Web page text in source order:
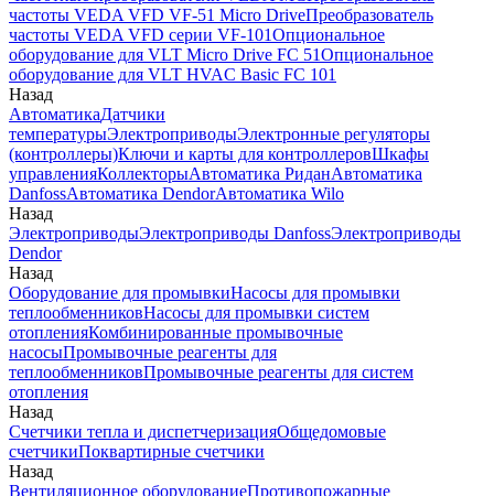
частоты VEDA VFD VF-51 Micro DriveПреобразователь
частоты VEDA VFD серии VF-101Опциональное
оборудование для VLT Micro Drive FC 51Опциональное
оборудование для VLT HVAC Basic FC 101
Назад
АвтоматикаДатчики
температурыЭлектроприводыЭлектронные регуляторы
(контроллеры)Ключи и карты для контроллеровШкафы
управленияКоллекторыАвтоматика РиданАвтоматика
DanfossАвтоматика DendorАвтоматика Wilo
Назад
ЭлектроприводыЭлектроприводы DanfossЭлектроприводы
Dendor
Назад
Оборудование для промывкиНасосы для промывки
теплообменниковНасосы для промывки систем
отопленияКомбинированные промывочные
насосыПромывочные реагенты для
теплообменниковПромывочные реагенты для систем
отопления
Назад
Счетчики тепла и диспетчеризацияОбщедомовые
счетчикиПоквартирные счетчики
Назад
Вентиляционное оборудованиеПротивопожарные